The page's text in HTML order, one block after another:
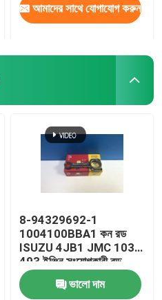
আমাদের সাথে যোগাযোগ করুন
8-94329692-1
1004100BBA1 কন রড
ISUZU 4JB1 JMC 1030
493 ইঞ্জিন সংযোগকারী রড
ভালো দাম